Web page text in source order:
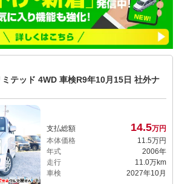
テッド 4WD 車検R9年10月15日 社外ナ
支払総額 14.5万円
本体価格
11.5万円
年式
2006年
走行
11.0万km
車検
2027年10月